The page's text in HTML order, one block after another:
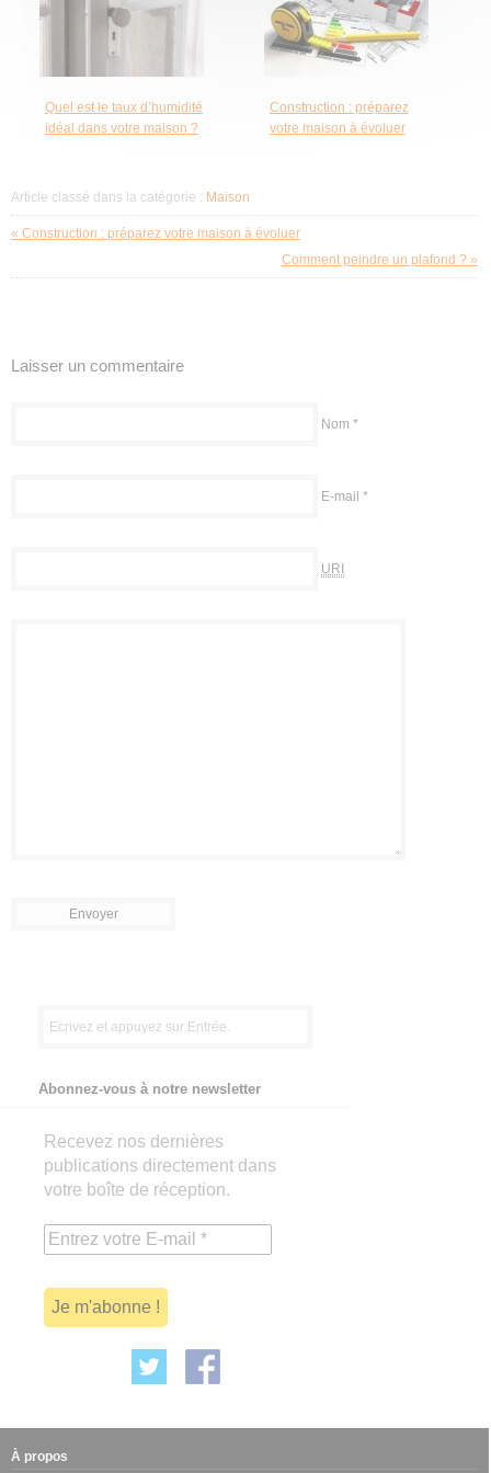
Quel est le taux d’humidité
idéal dans votre maison ?
Construction : préparez
votre maison à évoluer
Article classé dans la catégorie : Maison
« Construction : préparez votre maison à évoluer
Comment peindre un plafond ? »
Laisser un commentaire
Nom *
E-mail *
URI
Abonnez-vous à notre newsletter
Recevez nos dernières
publications directement dans
votre boîte de réception.
À propos